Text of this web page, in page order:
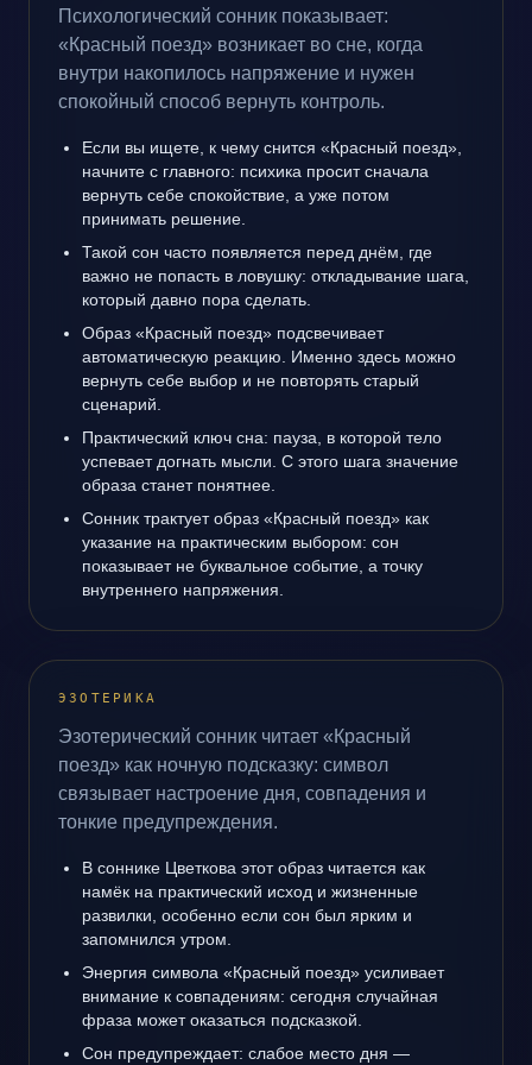
Психологический сонник показывает:
«Красный поезд» возникает во сне, когда
внутри накопилось напряжение и нужен
спокойный способ вернуть контроль.
Если вы ищете, к чему снится «Красный поезд»,
начните с главного: психика просит сначала
вернуть себе спокойствие, а уже потом
принимать решение.
Такой сон часто появляется перед днём, где
важно не попасть в ловушку: откладывание шага,
который давно пора сделать.
Образ «Красный поезд» подсвечивает
автоматическую реакцию. Именно здесь можно
вернуть себе выбор и не повторять старый
сценарий.
Практический ключ сна: пауза, в которой тело
успевает догнать мысли. С этого шага значение
образа станет понятнее.
Сонник трактует образ «Красный поезд» как
указание на практическим выбором: сон
показывает не буквальное событие, а точку
внутреннего напряжения.
ЭЗОТЕРИКА
Эзотерический сонник читает «Красный
поезд» как ночную подсказку: символ
связывает настроение дня, совпадения и
тонкие предупреждения.
В соннике Цветкова этот образ читается как
намёк на практический исход и жизненные
развилки, особенно если сон был ярким и
запомнился утром.
Энергия символа «Красный поезд» усиливает
внимание к совпадениям: сегодня случайная
фраза может оказаться подсказкой.
Сон предупреждает: слабое место дня —